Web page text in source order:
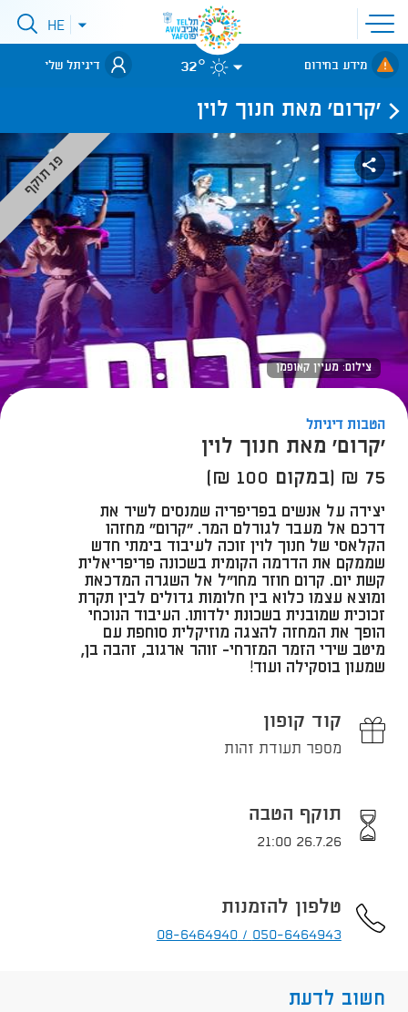
פתיחת
תפריט
אתר
לאתר עיריית
תל-אביב
פתיחתHE
מידע בחירום 32° דיגיתל שלי
'קרום' מאת חנוך לוין
צילום: מעיין קאופמן​​
פג תוקף
הטבות דיגיתל
'קרום' מאת חנוך לוין
75 ₪ (במקום 100 ₪)
יצירה על אנשים בפריפריה שמנסים לשיר את
דרכם אל מעבר לגורלם המר.​ "קרום" מחזהו
הקלאסי של חנוך לוין זוכה לעיבוד בימתי חדש
שממקם את הדרמה הקומית בשכונה פריפריאלית
קשת יום. קרום חוזר מחו"ל אל השגרה המדכאת
ומוצא עצמו כלוא בין חלומות גדולים לבין תקרת
זכוכית שמובנית בשכונת ילדותו. העיבוד הנוכחי
הופך את המחזה להצגה מוזיקלית סוחפת עם
מיטב שירי הזמר המזרחי- זוהר ארגוב, זהבה בן,
שמעון בוסקילה ועוד!
קוד קופון
מספר תעודת זהות
תוקף הטבה
26.7.26 21:00
טלפון להזמנות
050-6464943 / 08-6464940
חשוב לדעת